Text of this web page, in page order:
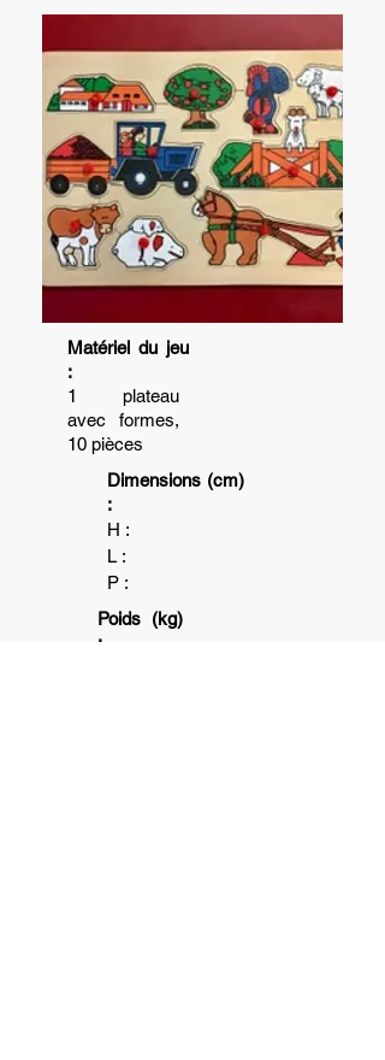
Matériel du jeu
:
1 plateau
avec formes,
10 pièces
Dimensions (cm)
:
H :
L :
P :
Poids (kg)
: